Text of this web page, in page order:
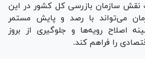
نقش سازمان بازرسی کل کشور در این
می‌تواند با رصد و پایش مستمر
اصلاح رویه‌ها و جلوگیری از بروز
را فراهم کند.